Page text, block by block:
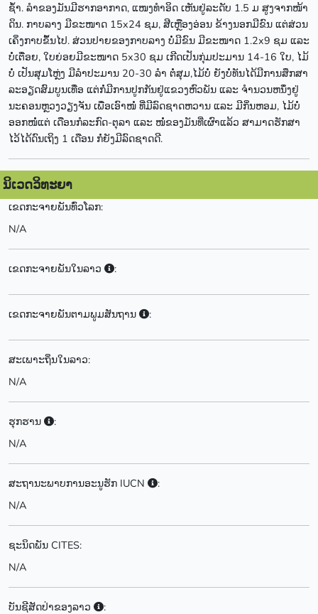
ຊໍ້າ. ລໍາຂອງມັນມີຮາກອາກາດ, ແໜງທໍາອິດ ເຫັນຢູ່ລະດັບ 1.5 ມ ສູງຈາກໜ້າ
ດິນ. ກາບລາງ ມີຂະໜາດ 15x24 ຊມ, ສີເຫຼືອງອ່ອນ ຂ້າງນອກມີຂົນ ແຕ່ສ່ວນ
ເຄິ່ງກາບຂຶ້ນໄປ. ສ່ວນປາຍຂອງກາບລາງ ບໍ່ມີຂົນ ມີຂະໜາດ 1.2x9 ຊມ ແລະ
ບໍ່ເຕື່ອຍ, ໃບຍ່ອຍມີຂະໜາດ 5x30 ຊມ ເກີດເປັນກຸ່ມປະມານ 14-16 ໃບ, ໄມ້
ບໍ່ ເປັນສຸມໂຫຼ່ງ ມີລໍາປະມານ 20-30 ລໍາ ຕໍ່ສຸມ,ໄມ້ບໍ່ ຍັງບໍ່ທັນໄດ້ມີການສຶກສາ
ລະອຽດສົມບູນເທື່ອ ແຕ່ກໍ່ມີການປູກກັນຢູ່ແຂວງຫົວພັນ ແລະ ຈໍານວນຫນຶ່ງຢູ່
ນະຄອນຫຼວງວຽງຈັນ ເພື່ອເອົາໜໍ່ ທີ່ມີລົດຊາດຫວານ ແລະ ມີກິ່ນຫອມ, ໄມ້ບໍ່
ອອກໜໍ່ແຕ່ ເດືອນກໍລະກົດ-ຕຸລາ ແລະ ໜໍ່ຂອງມັນທີ່ເຜົາແລ້ວ ສາມາດຮັກສາ
ໄວ້ໄດ້ດົນເຖິງ 1 ເດືອນ ກໍ່ຍັງມີລົດຊາດດີ.
ນິເວດວິທະຍາ
ເຂດກະຈາຍພັນທົ່ວໂລກ:
N/A
ເຂດກະຈາຍພັນໃນລາວ :
ເຂດກະຈາຍພັນຕາມພູມສັນຖານ :
ສະເພາະຖິ່ນໃນລາວ:
N/A
ຮຸກຮານ
:
N/A
ສະຖານະພາບການອະນູຮັກ IUCN
:
N/A
ຊະນິດພັນ CITES:
N/A
ບັນຊີສັດປ່າຂອງລາວ :